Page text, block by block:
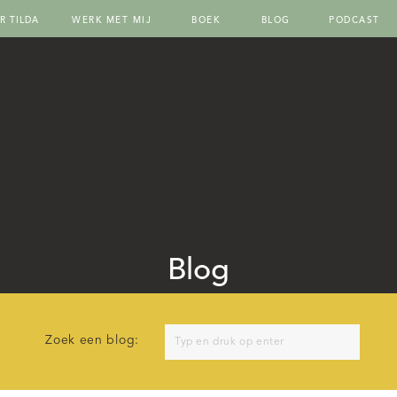
TILDA BOEK
WERK MET MIJ BLOG PODCAST
Blog
Zoek een blog:
Search
for: